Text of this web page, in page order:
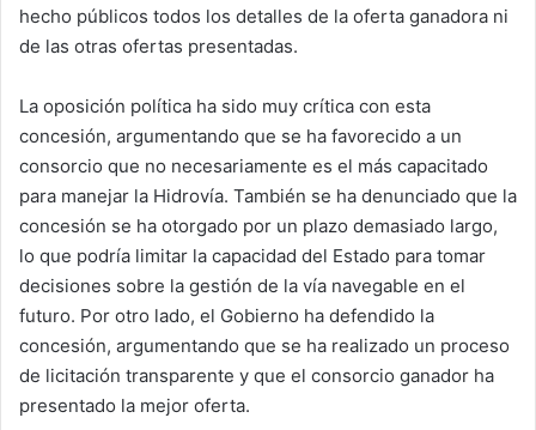
hecho públicos todos los detalles de la oferta ganadora ni
de las otras ofertas presentadas.
La oposición política ha sido muy crítica con esta
concesión, argumentando que se ha favorecido a un
consorcio que no necesariamente es el más capacitado
para manejar la Hidrovía. También se ha denunciado que la
concesión se ha otorgado por un plazo demasiado largo,
lo que podría limitar la capacidad del Estado para tomar
decisiones sobre la gestión de la vía navegable en el
futuro. Por otro lado, el Gobierno ha defendido la
concesión, argumentando que se ha realizado un proceso
de licitación transparente y que el consorcio ganador ha
presentado la mejor oferta.